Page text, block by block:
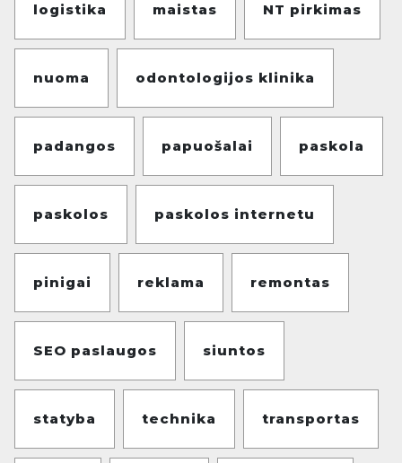
logistika maistas NT pirkimas
nuoma odontologijos klinika
padangos papuošalai paskola
paskolos paskolos internetu
pinigai reklama remontas
SEO paslaugos siuntos
statyba technika transportas